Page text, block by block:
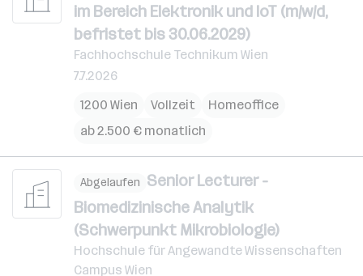
im Bereich Elektronik und IoT (m/w/d,
befristet bis 30.06.2029)
Fachhochschule Technikum Wien
7.7.2026
1200 Wien
Vollzeit
Homeoffice
ab 2.500 € monatlich
Abgelaufen Senior Lecturer -
Biomedizinische Analytik
(Schwerpunkt Mikrobiologie)
Hochschule für Angewandte Wissenschaften
Campus Wien